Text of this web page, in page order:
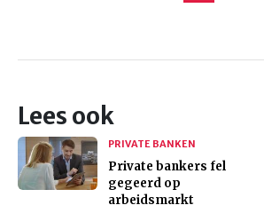
Lees ook
PRIVATE BANKEN
Private bankers fel
gegeerd op
arbeidsmarkt